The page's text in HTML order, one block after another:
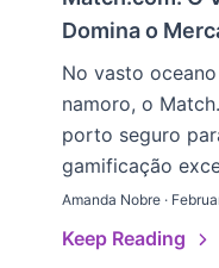
Domina o
No vasto
namoro, o
porto seguro
gamificação
Amanda Nobre ·
Keep Reading